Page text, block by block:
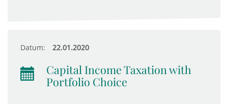
Datum: 22.01.2020
Capital Income Taxation with
Portfolio Choice